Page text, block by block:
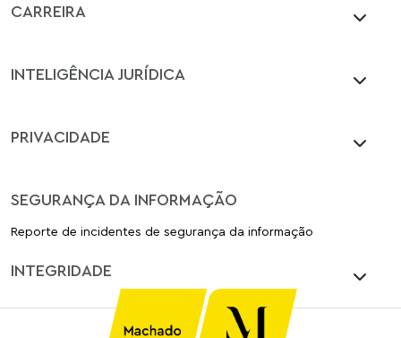
CARREIRA
INTELIGÊNCIA JURÍDICA
PRIVACIDADE
SEGURANÇA DA INFORMAÇÃO
Reporte de incidentes de segurança da informação
INTEGRIDADE